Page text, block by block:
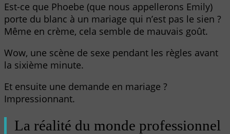
Est-ce que Phoebe (que nous appellerons Emily)
porte du blanc à un mariage qui n’est pas le sien ?
Même en crème, cela semble de mauvais goût.
Wow, une scène de sexe pendant les règles avant
la sixième minute.
Et ensuite une demande en mariage ?
Impressionnant.
La réalité du monde professionnel